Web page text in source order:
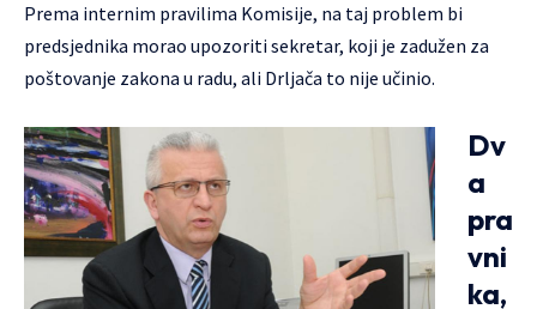
Prema internim pravilima Komisije, na taj problem bi
predsjednika morao upozoriti sekretar, koji je zadužen za
poštovanje zakona u radu, ali Drljača to nije učinio.
Dv
a
pra
vni
ka,